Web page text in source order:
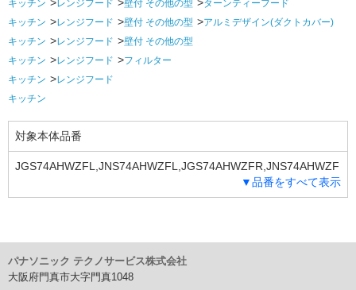
キッチン
レンジフード 壁付 その他の型
ターンティーフード
キッチン
レンジフード 壁付 その他の型
アルミデザイン(ダクトカバー)
キッチン
レンジフード
壁付 その他の型
キッチン
レンジフード
フィルター
キッチン
レンジフード
キッチン
対象本体品番
JGS74AHWZFL,JNS74AHWZFL,JGS74AHWZFR,JNS74AHWZF
R,JGS75AHWZF,JNS75AHWZF,JGS88AHWZ2F,JGS88AHWZ3F,
JNS88AHWZ2F,JNS88AHWZ3F,LES88AHWZ3,QGS88AHR3A,Q
W,SUS86AHW,QGS86AHWZ,SUS86AHWZ,SUS56AHDWZ,QGS
56AHDWZ,VJS56AHDWZ,LES56AHDWZ
▼品番をすべて表示
パナソニック テクノサービス株式会社
大阪府門真市大字門真1048